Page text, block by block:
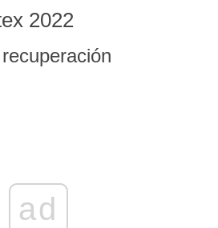
2022
ad